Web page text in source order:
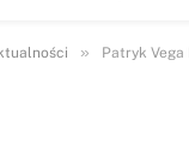
» Patryk Vega